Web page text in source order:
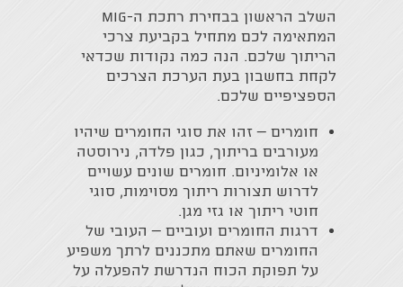
השלב הראשון בבחירת רתכת ה-MIG
המתאימה לכם מתחיל בקביעת צרכי
הריתוך שלכם. הנה כמה נקודות שכדאי
לקחת בחשבון בעת הערכת הצרכים
הספציפיים שלכם.
חומרים – זהו את סוגי החומרים שיהיו
מעורבים בריתוך, כגון פלדה, נירוסטה
או אלומיניום. חומרים שונים עשויים
לדרוש תצורות ריתוך מסוימות, סוגי
חוטי ריתוך או גזי מגן.
דרגות החומרים ועוביים – העובי של
החומרים שאתם מתכננים לרתך משפיע
על תפוקת הכוח הנדרשת להפעלה על